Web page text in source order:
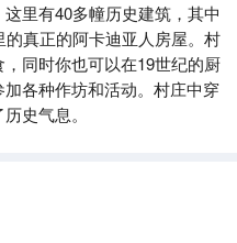
里有40多幢历史建筑，其中
真正的阿卡迪亚人房屋。村
同时你也可以在19世纪的厨
各种作坊和活动。村庄中穿
史气息。